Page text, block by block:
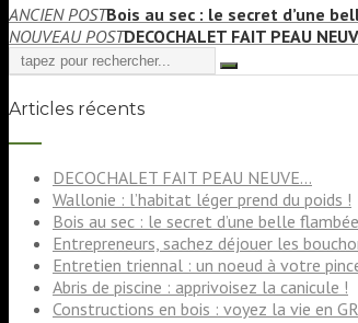
Navigation
de
l’article
ANCIEN POSTBois au sec : le secret d’une
NOUVEAU POSTDECOCHALET FAIT PEAU
Articles récents
DECOCHALET FAIT PEAU NEUVE…
Wallonie : l’habitat léger prend du poids !
Bois au sec : le secret d’une belle
Entrepreneurs, sachez déjouer les
Entretien triennal : un noeud à votre
Abris de piscine : apprivoisez la canicule !
Constructions en bois : voyez la vie en